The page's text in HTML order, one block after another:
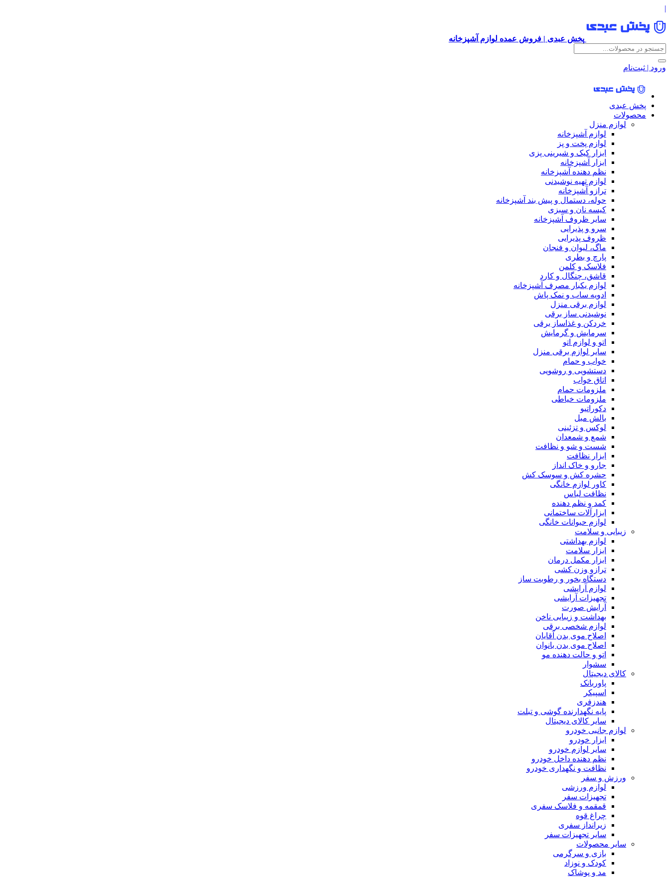
|
پخش عبدی | فروش عمده لوازم آشپزخانه
ورود | ثبت‌نام
پخش عبدی
محصولات
لوازم منزل
لوازم آشپزخانه
لوازم پخت و پز
ابزار کیک و شیرینی پزی
ابزار آشپزخانه
نظم دهنده آشپزخانه
لوازم تهیه نوشیدنی
ترازو آشپزخانه
حوله، دستمال و پیش بند آشپزخانه
کیسه نان و سبزی
سایر ظروف آشپزخانه
سرو و پذیرایی
ظروف پذیرایی
ماگ، لیوان و فنجان
پارچ و بطری
فلاسک و کلمن
قاشق، چنگال و کارد
لوازم یکبار مصرف آشپزخانه
ادویه ساب و نمک پاش
لوازم برقی منزل
نوشیدنی ساز برقی
خردکن و غذاساز برقی
سرمایش و گرمایش
اتو و لوازم اتو
سایر لوازم برقی منزل
خواب و حمام
دستشویی و روشویی
اتاق خواب
ملزومات حمام
ملزومات خیاطی
دکوراتیو
بالش مبل
لوکس و تزئینی
شمع و شمعدان
شست و شو و نظافت
ابزار نظافت
جارو و خاک انداز
حشره کش و سوسک کش
کاور لوازم خانگی
نظافت لباس
کمد و نظم دهنده
ابزارآلات ساختمانی
لوازم حیوانات خانگی
زیبایی و سلامت
لوازم بهداشتی
ابزار سلامت
ابزار مکمل درمان
ترازو وزن کشی
دستگاه بخور و رطوبت ساز
لوازم آرایشی
تجهیزات آرایشی
آرایش صورت
بهداشت و زیبایی ناخن
لوازم شخصی برقی
اصلاح موی بدن آقایان
اصلاح موی بدن بانوان
اتو و حالت دهنده مو
سشوار
کالای دیجیتال
پاوربانک
اسپیکر
هندزفری
پایه نگهدارنده گوشی و تبلت
سایر کالای دیجیتال
لوازم جانبی خودرو
ابزار خودرو
سایر لوازم خودرو
نظم دهنده داخل خودرو
نظافت و نگهداری خودرو
ورزش و سفر
لوازم ورزشی
تجهیزات سفر
قمقمه و فلاسک سفری
چراغ قوه
زیرانداز سفری
سایر تجهیزات سفر
سایر محصولات
بازی و سرگرمی
کودک و نوزاد
مد و پوشاک